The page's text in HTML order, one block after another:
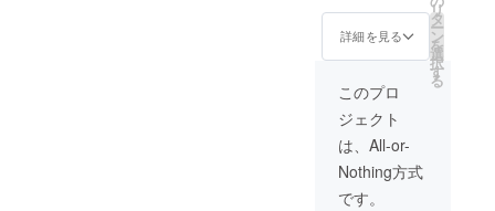
ONE
SIZEに
なりま
す。※身
長165ｃ
ｍ～180
ｃｍ男
性に適
したサ
イズで
詳細を見る
リ
タ
ー
ン
を
選
択
す
る
このプロ
ジェクト
は、All-or-
Nothing方式
です。